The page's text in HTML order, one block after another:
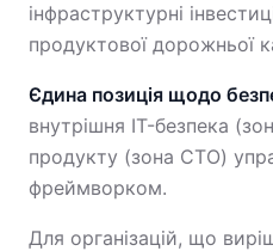
інфраструктурні
продуктової дорожньої
Єдина позиція щодо
внутрішня IT-безпека
продукту (зона CTO)
фреймворком.
Для організацій, що